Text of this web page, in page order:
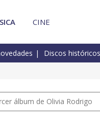
CINE
Discos históricos
álbum de Olivia Rodrigo